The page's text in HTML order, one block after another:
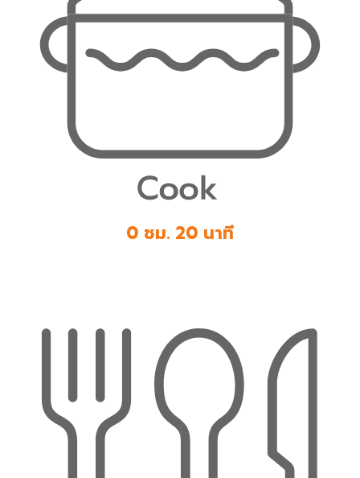
0 ชม. 20 นาที